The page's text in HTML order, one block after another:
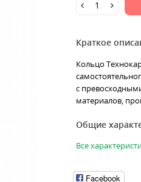
Краткое
Кольцо
с
материалов,
Общие
Все
Facebook